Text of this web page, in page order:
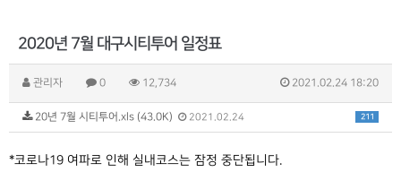
2020년 7월 대구시티투어 일정표
관리자 0 12,734 2021.02.24 18:20
211
20년 7월 시티투어.xls (43.0K) 2021.02.24
*코로나19 여파로 인해 실내코스는 잠정 중단됩니다.